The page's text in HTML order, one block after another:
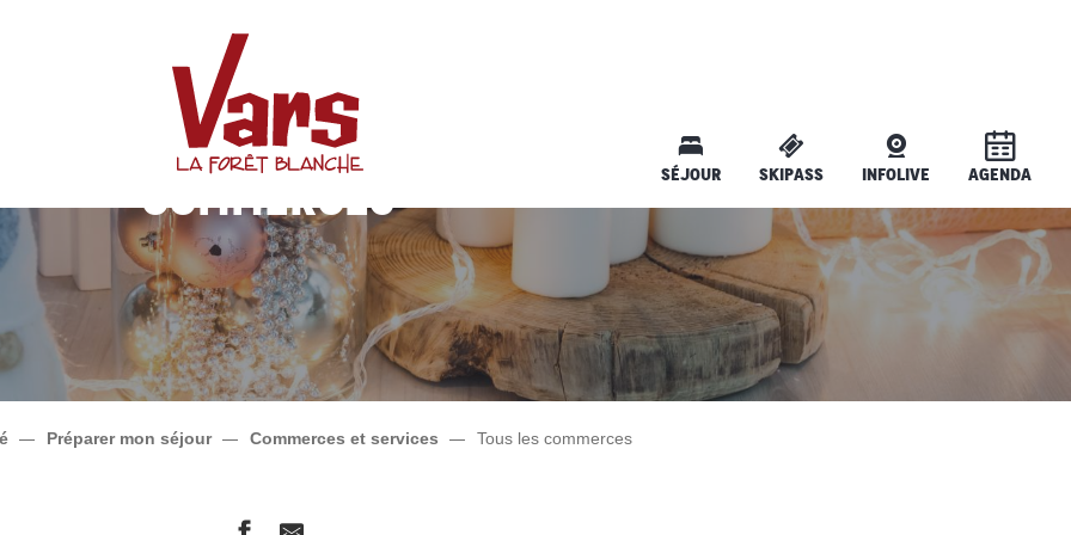
SÉJOUR SKIPASS INFOLIVE AGENDA
Commerces
Préparer mon séjour Commerces et services Tous les commerces